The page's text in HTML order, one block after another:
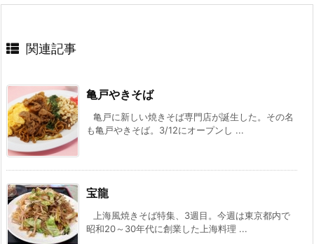
関連記事
亀戸やきそば
亀戸に新しい焼きそば専門店が誕生した。その名
も亀戸やきそば。3/12にオープンし ...
宝龍
上海風焼きそば特集、3週目。今週は東京都内で
昭和20～30年代に創業した上海料理 ...